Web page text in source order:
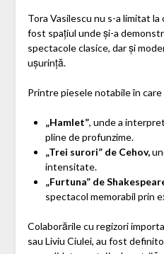
Tora Vasilescu nu s-a limitat la
fost spațiul unde și-a
spectacole clasice, dar și
ușurință.
Printre piesele notabile în
„Hamlet”, unde a
pline de profunzime.
„Trei surori” de Cehov,
intensitate.
„Furtuna” de
spectacol memorabil prin
Colaborările cu regizori
sau Liviu Ciulei, au fost